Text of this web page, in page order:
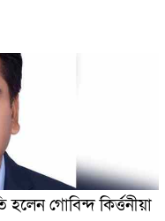
গোবিন্দ কির্ত্তনীয়া